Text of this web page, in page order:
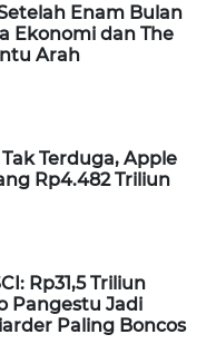
Enam Bulan
Ekonomi dan The
Arah
Terduga, Apple
Rp4.482 Triliun
Rp31,5 Triliun
Pangestu Jadi
Paling Boncos